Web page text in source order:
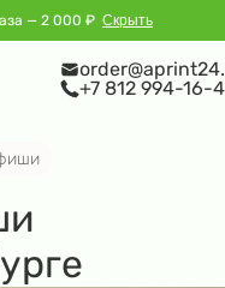
— 2 000 ₽ Скрыть
+7 812 994-16-